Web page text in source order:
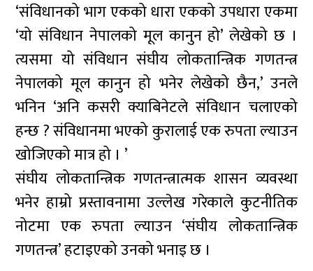
‘संविधानको भाग एकको धारा एकको उपधारा एकमा
‘यो संविधान नेपालको मूल कानुन हो’ लेखेको छ ।
त्यसमा यो संविधान संघीय लोकतान्त्रिक गणतन्त्र
नेपालको मूल कानुन हो भनेर लेखेको छैन,’ उनले
भनिन ‘अनि कसरी क्याबिनेटले संविधान चलाएको
हन्छ ? संविधानमा भएको कुरालाई एक रुपता ल्याउन
खोजिएको मात्र हो । ’
संघीय लोकतान्त्रिक गणतन्त्रात्मक शासन व्यवस्था
भनेर हाम्रो प्रस्तावनामा उल्लेख गरेकाले कुटनीतिक
नोटमा एक रुपता ल्याउन ‘संघीय लोकतान्त्रिक
गणतन्त्र’ हटाइएको उनको भनाइ छ ।